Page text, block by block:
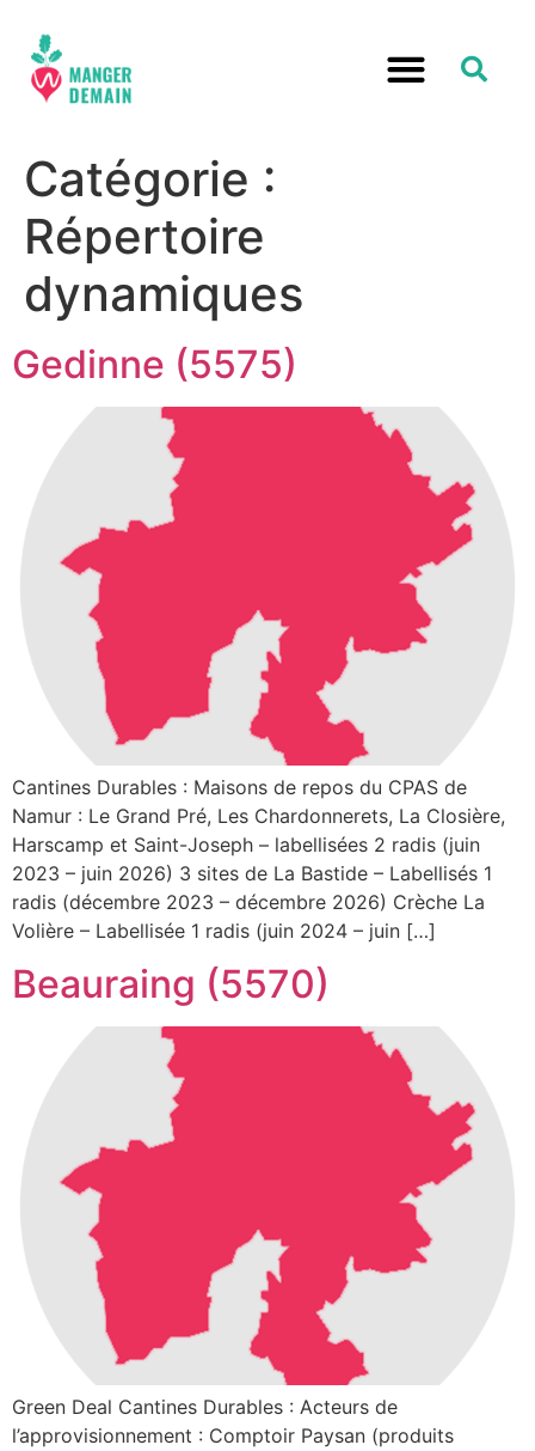
Catégorie :
Répertoire
dynamiques
Gedinne (5575)
Cantines Durables : Maisons de repos du CPAS de
Namur : Le Grand Pré, Les Chardonnerets, La Closière,
Harscamp et Saint-Joseph – labellisées 2 radis (juin
2023 – juin 2026) 3 sites de La Bastide – Labellisés 1
radis (décembre 2023 – décembre 2026) Crèche La
Volière – Labellisée 1 radis (juin 2024 – juin […]
Beauraing (5570)
Green Deal Cantines Durables : Acteurs de
l’approvisionnement : Comptoir Paysan (produits